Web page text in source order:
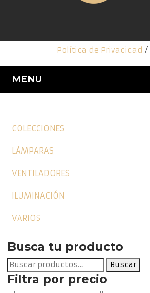
Política de Privacidad /
MENU
COLECCIONES
LÁMPARAS
VENTILADORES
ILUMINACIÓN
VARIOS
Busca tu producto
Buscar
por:
Buscar
Filtra por precio